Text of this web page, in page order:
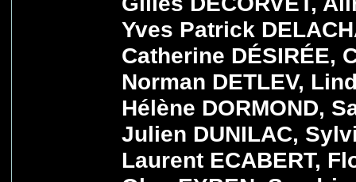
Yves Patrick
Catherine DÉSIRÉE,
Norman DETLEV,
Hélène DORMOND,
Julien DUNILAC,
Laurent ECABERT,